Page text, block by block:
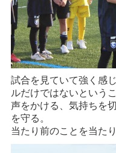
試合を見ていて強く感
ルだけではないという
声をかける、気持ちを
を守る。
当たり前のことを当た